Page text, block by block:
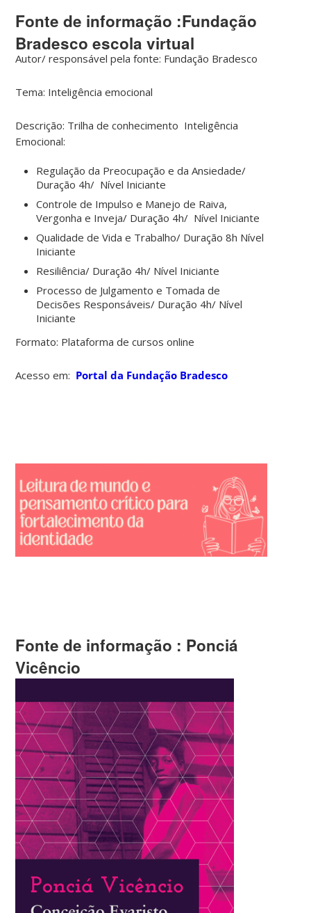
Fonte de informação :Fundação
Bradesco escola virtual
Autor/ responsável pela fonte: Fundação Bradesco
Tema: Inteligência emocional
Descrição: Trilha de conhecimento Inteligência
Emocional:
Regulação da Preocupação e da Ansiedade/
Duração 4h/ Nível Iniciante
Controle de Impulso e Manejo de Raiva,
Vergonha e Inveja/ Duração 4h/ Nível Iniciante
Qualidade de Vida e Trabalho/ Duração 8h Nível
Iniciante
Resiliência/ Duração 4h/ Nível Iniciante
Processo de Julgamento e Tomada de
Decisões Responsáveis/ Duração 4h/ Nível
Iniciante
Formato: Plataforma de cursos online
Acesso em: Portal da Fundação Bradesco
Fonte de informação : Ponciá
Vicêncio